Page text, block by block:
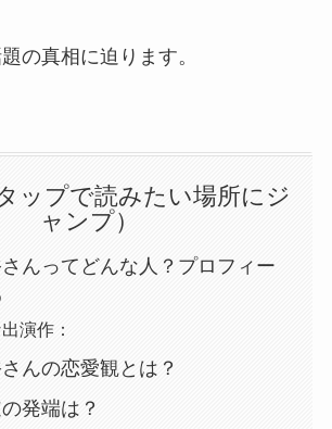
の真相に迫ります。
ップで読みたい場所にジ
ャンプ）
んってどんな人？プロフィー
演作：
んの恋愛観とは？
発端は？